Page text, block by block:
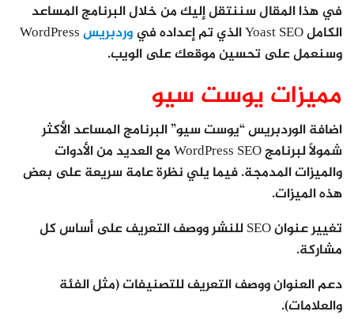
في هذا المقال سننتقل إليك من خلال البرنامج المساعد
الكامل Yoast SEO الذي تم إعداده في
وردبريسWordPress
وسنعمل على تحسين موقعك على الويب.
مميزات يوست سيو
اضافة الوردبريس “يوست سيو” البرنامج المساعد الأكثر
شمولًا لبرنامج WordPress SEO مع العديد من الأدوات
والميزات المدمجة. فيما يلي نظرة عامة سريعة على بعض
هذه الميزات.
تغيير عنوان SEO للنشر ووصف التعريف على أساس كل
مشاركة.
دعم العنوان ووصف التعريف للتصنيفات (مثل الفئة
والعلامات).